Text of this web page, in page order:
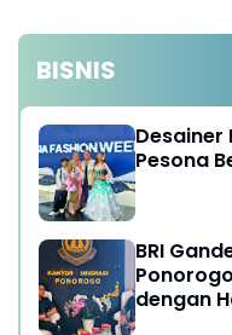
BISNIS
Desainer
Pesona
BRI
dengan